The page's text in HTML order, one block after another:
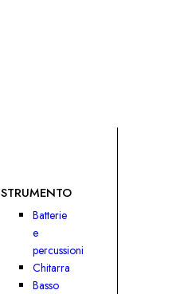
STRUMENTO
Batterie
e
percussioni
Chitarra
Basso